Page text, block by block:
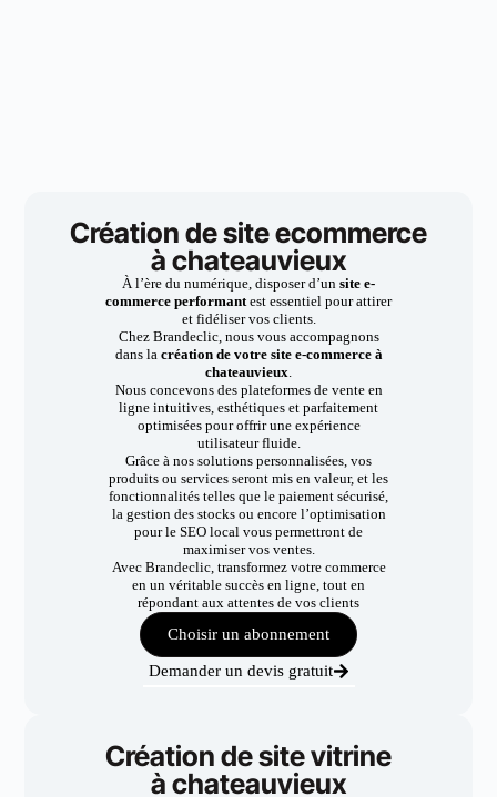
Création de site ecommerce
à chateauvieux
À l’ère du numérique, disposer d’un site e-
commerce performantest essentiel pour attirer
et fidéliser vos clients.
Chez Brandeclic, nous vous accompagnons
dans la création de votre site e-commerce à
chateauvieux.
Nous concevons des plateformes de vente en
ligne intuitives, esthétiques et parfaitement
optimisées pour offrir une expérience
utilisateur fluide.
Grâce à nos solutions personnalisées, vos
produits ou services seront mis en valeur, et les
fonctionnalités telles que le paiement sécurisé,
la gestion des stocks ou encore l’optimisation
pour le SEO local vous permettront de
maximiser vos ventes.
Avec Brandeclic, transformez votre commerce
en un véritable succès en ligne, tout en
répondant aux attentes de vos clients
Choisir un abonnement
Demander un devis gratuit
Création de site vitrine
à chateauvieux